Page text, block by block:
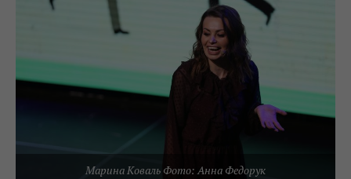
Марина Коваль Фото: Анна Федорук